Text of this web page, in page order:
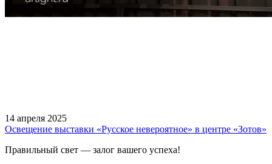
14 апреля 2025
Освещение выставки «Русское невероятное» в центре «Зотов»
Правильный свет — залог вашего успеха!